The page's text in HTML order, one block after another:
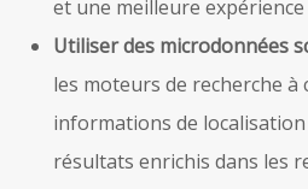
et une meilleure
Utiliser des microdonnées
les moteurs de recherche à
informations de
résultats enrichis dans les